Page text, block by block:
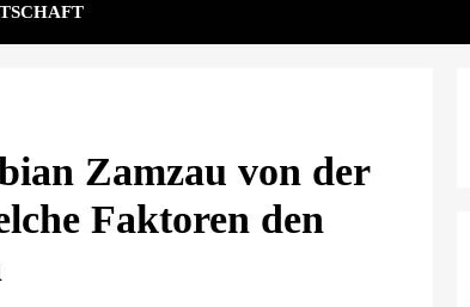
Zamzau von der
Faktoren den